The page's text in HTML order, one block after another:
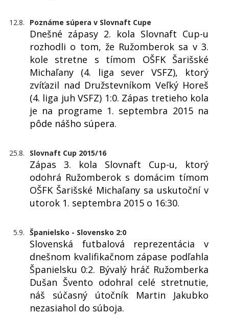
12.8. Poznáme súpera v Slovnaft Cupe
Dnešné zápasy 2. kola Slovnaft Cup-u
rozhodli o tom, že Ružomberok sa v 3.
kole stretne s tímom OŠFK Šarišské
Michaľany (4. liga sever VSFZ), ktorý
zvíťazil nad Družstevníkom Veľký Horeš
(4. liga juh VSFZ) 1:0. Zápas tretieho kola
je na programe 1. septembra 2015 na
pôde nášho súpera.
25.8. Slovnaft Cup 2015/16
Zápas 3. kola Slovnaft Cup-u, ktorý
odohrá Ružomberok s domácim tímom
OŠFK Šarišské Michaľany sa uskutoční v
utorok 1. septembra 2015 o 16:30.
5.9. Španielsko - Slovensko 2:0
Slovenská futbalová reprezentácia v
dnešnom kvalifikačnom zápase podľahla
Španielsku 0:2. Bývalý hráč Ružomberka
Dušan Švento odohral celé stretnutie,
náš súčasný útočník Martin Jakubko
nezasiahol do súboja.